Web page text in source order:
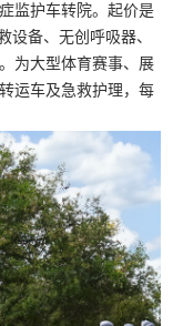
监护车转院。起价是
设备、无创呼吸器、
为大型体育赛事、展
运车及急救护理，每